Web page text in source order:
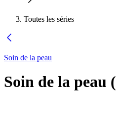
Toutes les séries
Soin de la peau
Soin de la peau (